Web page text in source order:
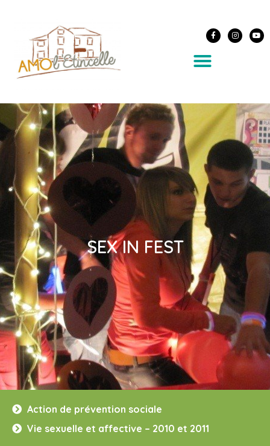
SEX IN FEST
Action de prévention sociale
Vie sexuelle et affective – 2010 et 2011